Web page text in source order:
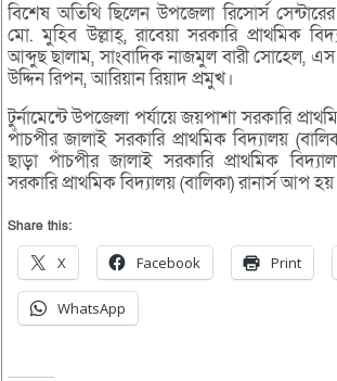
বিশেষ অতিথি ছিলেন উপজেলা রিসোর্স
মো. মুহিব উল্লাহ্, রাবেয়া সরকারি প্রাথমিক
আব্দুছ ছালাম, সাংবাদিক নাজমুল বারী সোহেল,
উদ্দিন রিপন, আরিয়ান রিয়াদ প্রমুখ।
টুর্নামেন্টে উপজেলা পর্যায়ে জয়পাশা সরকারি
পাঁচপীর জালাই সরকারি প্রাথমিক বিদ্যালয়
ছাড়া পাঁচপীর জালাই সরকারি প্রাথমিক
সরকারি প্রাথমিক বিদ্যালয় (বালিকা) রানার্স আপ
Share this:
X Facebook Print
WhatsApp